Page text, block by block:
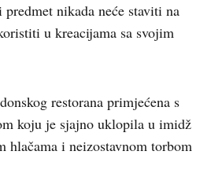
nikada neće staviti na
u kreacijama sa svojim
restorana primjećena s
koju je sjajno uklopila u imidž
hlačama i neizostavnom torbom